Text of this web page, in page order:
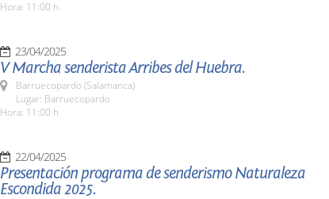
Hora: 11:00 h.
23/04/2025
V Marcha senderista Arribes del Huebra.
Barruecopardo (Salamanca)
Lugar: Barruecopardo
Hora: 11:00 h
22/04/2025
Presentación programa de senderismo Naturaleza
Escondida 2025.